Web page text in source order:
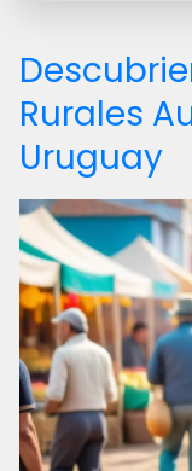
Rurales
Uruguay